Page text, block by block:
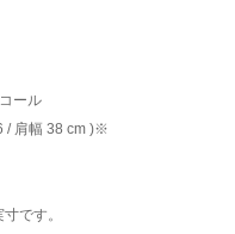
ール
/ 肩幅 38 cm )※
です。